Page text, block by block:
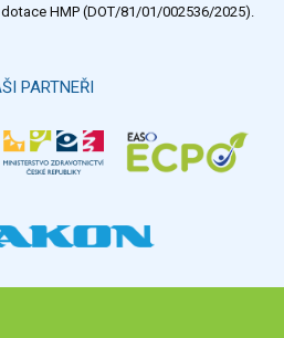
HMP (DOT/81/01/002536/2025).
PARTNEŘI